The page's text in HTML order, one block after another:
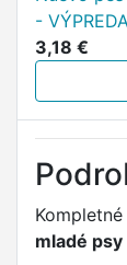
-
3,18 €
mladé psy